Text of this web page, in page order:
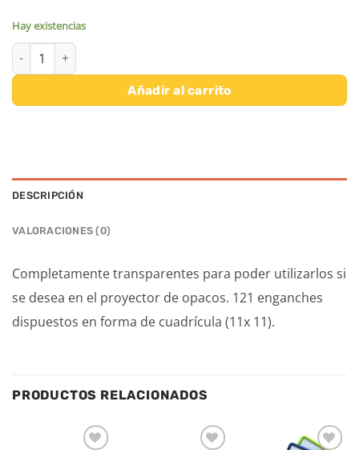
Hay existencias
SET GEOPLANOS 23 (6 PANELES-120 GOMAS-16 FICHAS-23X23
Añadir al carrito
DESCRIPCIÓN
VALORACIONES (0)
Completamente transparentes para poder utilizarlos si
se desea en el proyector de opacos. 121 enganches
dispuestos en forma de cuadrícula (11x 11).
PRODUCTOS RELACIONADOS